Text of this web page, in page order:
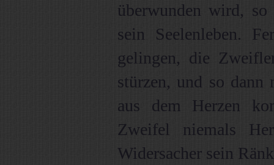
überwunden wird,
sein Seelenleben.
gelingen, die
stürzen, und so dann
aus dem Herzen
Zweifel niemals
Widersacher sein